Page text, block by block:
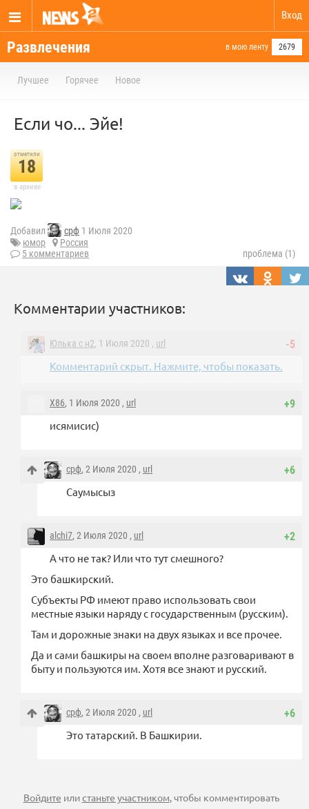
Вход
Развлечения в мою ленту 2679
Лучшее Горячее Новое
Если чо... Эйе!
отметили
18
в архиве
Добавил срф 1 Июля 2020
юмор
Россия
5 комментариев
проблема (1)
Комментарии участников:
-5
Юлька с н2, 1 Июля 2020 , url
Комментарий скрыт. Нажмите, чтобы показать.
+9
X86, 1 Июля 2020 , url
исямисис)
+6
срф, 2 Июля 2020 , url
Саумысыз
+2
alchi7, 2 Июля 2020 , url
А что не так? Или что тут смешного?
Это башкирский.
Субъекты РФ имеют право использовать свои
местные языки наряду с государственным (русским).
Там и дорожные знаки на двух языках и все прочее.
Да и сами башкиры на своем вполне разговаривают в
быту и пользуются им. Хотя все знают и русский.
+6
срф, 2 Июля 2020 , url
Это татарский. В Башкирии.
Войдите илистаньте участником, чтобы комментировать